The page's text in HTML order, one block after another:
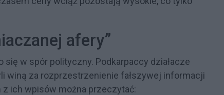
afery”
się w spór polityczny. Podkarpaccy działacze
winą za rozprzestrzenienie fałszywej informacji
ich wpisów można przeczytać: